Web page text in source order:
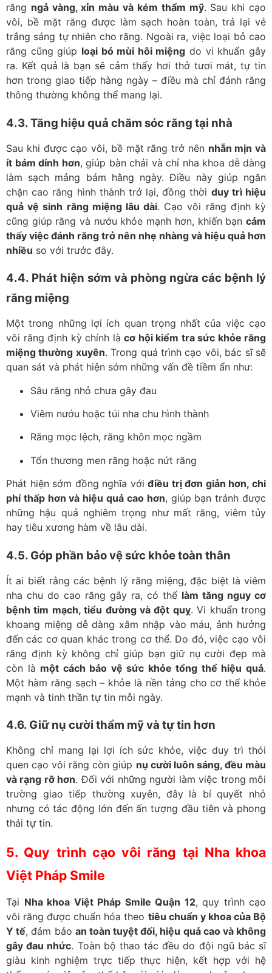
răng ngả vàng, xỉn màu và kém thẩm mỹ. Sau khi cạo
vôi, bề mặt răng được làm sạch hoàn toàn, trả lại vẻ
trắng sáng tự nhiên cho răng. Ngoài ra, việc loại bỏ cao
răng cũng giúp loại bỏ mùi hôi miệng do vi khuẩn gây
ra. Kết quả là bạn sẽ cảm thấy hơi thở tươi mát, tự tin
hơn trong giao tiếp hàng ngày – điều mà chỉ đánh răng
thông thường không thể mang lại.
4.3. Tăng hiệu quả chăm sóc răng tại nhà
Sau khi được cạo vôi, bề mặt răng trở nên nhẵn mịn và
ít bám dính hơn, giúp bàn chải và chỉ nha khoa dễ dàng
làm sạch mảng bám hằng ngày. Điều này giúp ngăn
chặn cao răng hình thành trở lại, đồng thời duy trì hiệu
quả vệ sinh răng miệng lâu dài. Cạo vôi răng định kỳ
cũng giúp răng và nướu khỏe mạnh hơn, khiến bạn cảm
thấy việc đánh răng trở nên nhẹ nhàng và hiệu quả hơn
nhiều so với trước đây.
4.4. Phát hiện sớm và phòng ngừa các bệnh lý
răng miệng
Một trong những lợi ích quan trọng nhất của việc cạo
vôi răng định kỳ chính là cơ hội kiểm tra sức khỏe răng
miệng thường xuyên. Trong quá trình cạo vôi, bác sĩ sẽ
quan sát và phát hiện sớm những vấn đề tiềm ẩn như:
Sâu răng nhỏ chưa gây đau
Viêm nướu hoặc túi nha chu hình thành
Răng mọc lệch, răng khôn mọc ngầm
Tổn thương men răng hoặc nứt răng
Phát hiện sớm đồng nghĩa vớiđiều trị đơn giản hơn, chi
phí thấp hơn và hiệu quả cao hơn, giúp bạn tránh được
những hậu quả nghiêm trọng như mất răng, viêm tủy
hay tiêu xương hàm về lâu dài.
4.5. Góp phần bảo vệ sức khỏe toàn thân
Ít ai biết rằng các bệnh lý răng miệng, đặc biệt là viêm
nha chu do cao răng gây ra, có thể làm tăng nguy cơ
bệnh tim mạch, tiểu đường và đột quỵ. Vi khuẩn trong
khoang miệng dễ dàng xâm nhập vào máu, ảnh hưởng
đến các cơ quan khác trong cơ thể. Do đó, việc cạo vôi
răng định kỳ không chỉ giúp bạn giữ nụ cười đẹp mà
còn là một cách bảo vệ sức khỏe tổng thể hiệu quả.
Một hàm răng sạch – khỏe là nền tảng cho cơ thể khỏe
mạnh và tinh thần tự tin mỗi ngày.
4.6. Giữ nụ cười thẩm mỹ và tự tin hơn
Không chỉ mang lại lợi ích sức khỏe, việc duy trì thói
quen cạo vôi răng còn giúp nụ cười luôn sáng, đều màu
và rạng rỡ hơn. Đối với những người làm việc trong môi
trường giao tiếp thường xuyên, đây là bí quyết nhỏ
nhưng có tác động lớn đến ấn tượng đầu tiên và phong
thái tự tin.
5. Quy trình cạo vôi răng tại Nha khoa
Việt Pháp Smile
Tại Nha khoa Việt Pháp Smile Quận 12, quy trình cạo
vôi răng được chuẩn hóa theo tiêu chuẩn y khoa của Bộ
Y tế, đảm bảo an toàn tuyệt đối, hiệu quả cao và không
gây đau nhức. Toàn bộ thao tác đều do đội ngũ bác sĩ
giàu kinh nghiệm trực tiếp thực hiện, kết hợp với hệ